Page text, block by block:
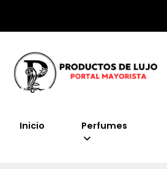
Inicio Perfumes